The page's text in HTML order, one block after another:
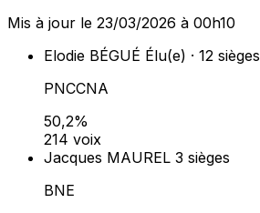
Mis à jour le 23/03/2026 à 00h10
Elodie BÉGUÉ Élu(e) · 12 sièges
PNCCNA
50,2%
214 voix
Jacques MAUREL 3 sièges
BNE